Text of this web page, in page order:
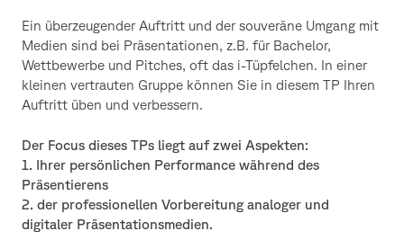
Ein überzeugender Auftritt und der souveräne Umgang mit
Medien sind bei Präsentationen, z.B. für Bachelor,
Wettbewerbe und Pitches, oft das i-Tüpfelchen. In einer
kleinen vertrauten Gruppe können Sie in diesem TP Ihren
Auftritt üben und verbessern.
Der Focus dieses TPs liegt auf zwei Aspekten:
1. Ihrer persönlichen Performance während des
Präsentierens
2. der professionellen Vorbereitung analoger und
digitaler Präsentationsmedien.